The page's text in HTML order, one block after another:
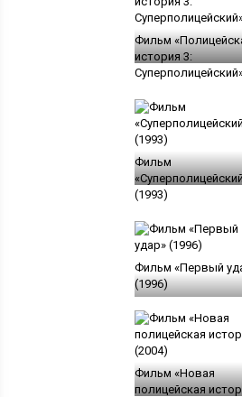
Фильм
история 3:
Фильм
(1993)
Фильм «Первый
(1996)
Фильм «Новая
полицейская